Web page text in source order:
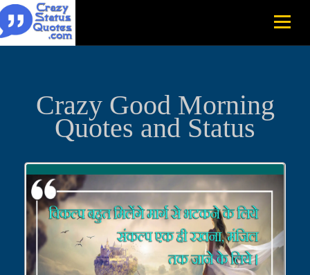
Crazy Good Morning
Quotes and Status